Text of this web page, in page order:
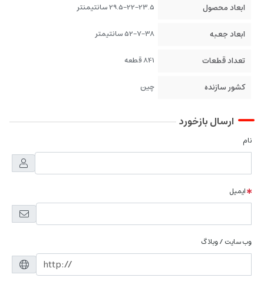
ابعاد محصول 29.5-22-23.5 سانتیمنتر
ابعاد جعبه 52-7-38 سانتیمتر
تعداد قطعات 841 قطعه
کشور سازنده چین
ارسال بازخورد
نام
ایمیل
وب سایت / وبلاگ